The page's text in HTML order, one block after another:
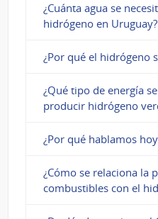
¿Cuánta agua se
hidrógeno en Uruguay?
¿Por qué el hidrógeno
¿Qué tipo de energía
producir hidrógeno
¿Por qué hablamos
¿Cómo se relaciona la
combustibles con el